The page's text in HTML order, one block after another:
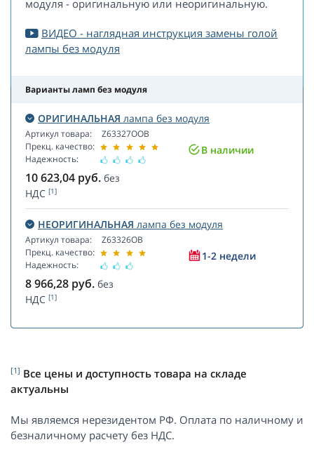
модуля - оригинальную или неоригинальную.
ВИДЕО - наглядная инструкция замены голой
лампы без модуля
Варианты ламп без модуля
ОРИГИНАЛЬНАЯ лампа без модуля
Артикул товара:
Прекц. качество:
Надежность:
Z63327OOB
В наличии
10 623,04 руб. без
НДС [1]
НЕОРИГИНАЛЬНАЯ лампа без модуля
Артикул товара:
Прекц. качество:
Надежность:
Z63326OB
1-2 недели
8 966,28 руб. без
НДС [1]
[1] Все цены и доступность товара на складе
актуальны
Мы являемся нерезидентом РФ. Оплата по наличному и
безналичному расчету без НДС.